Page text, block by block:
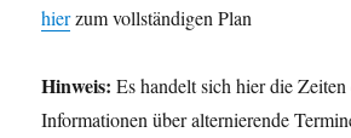
hierzum vollständigen Plan
Hinweis: Es handelt sich hier die Zeiten
Informationen über alternierende